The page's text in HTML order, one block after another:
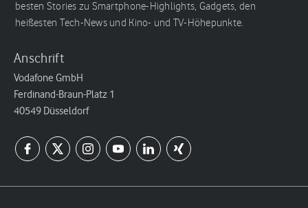
besten Stories zu Smartphone-Highlights, Gadgets, den
heißesten Tech-News und Kino- und TV-Höhepunkte.
Anschrift
Vodafone GmbH
Ferdinand-Braun-Platz 1
40549 Düsseldorf